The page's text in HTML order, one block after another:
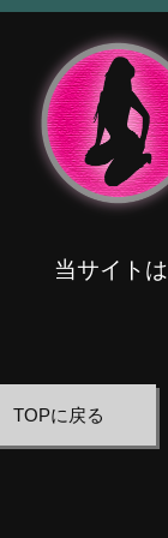
当サイト
TOPに戻る